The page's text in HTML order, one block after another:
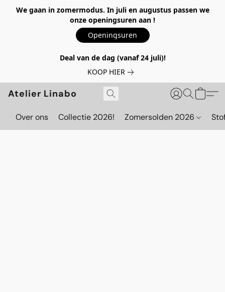
We gaan in zomermodus. In juli en augustus passen we
onze openingsuren aan !
Openingsuren
Deal van de dag (vanaf 24 juli)!
KOOP HIER
Atelier Linabo
Over ons Collectie 2026! Zomersolden 2026